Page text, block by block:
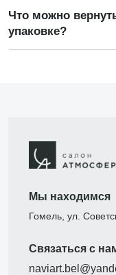
Что можно
упаковке?
Мы находимся
Гомель, ул.
Связаться с